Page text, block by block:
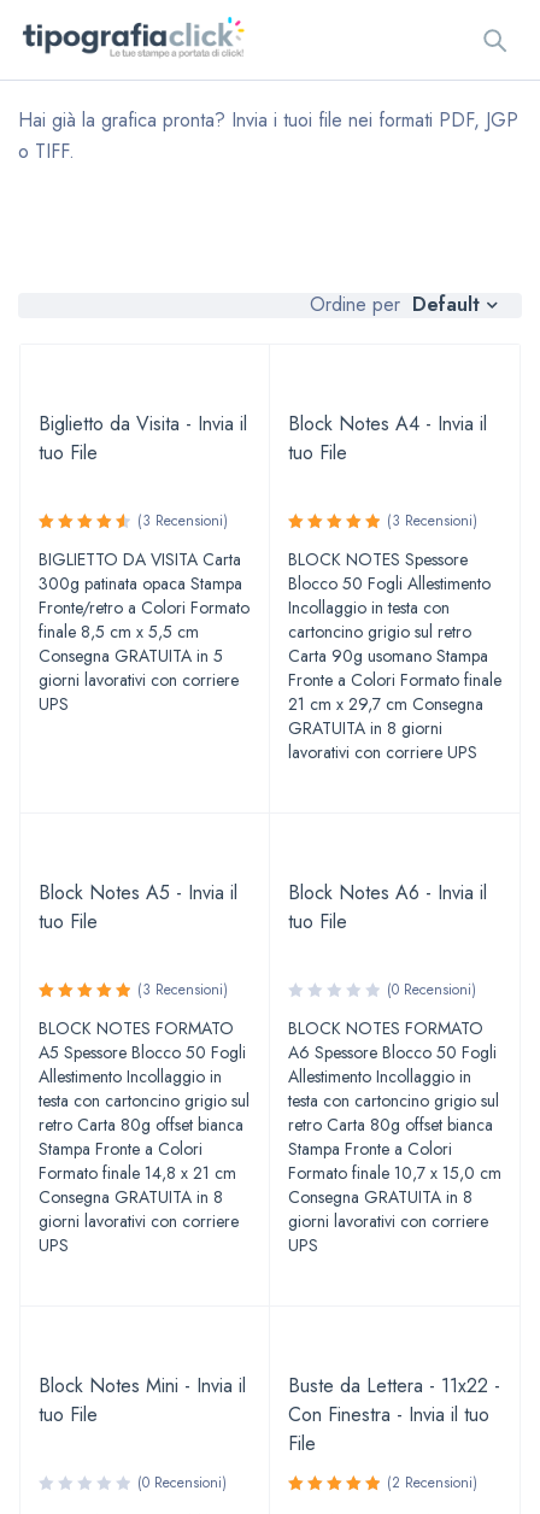
Hai già la grafica pronta? Invia i tuoi file nei formati PDF, JGP
o TIFF.
Ordine per Default
Biglietto da Visita - Invia il
tuo File
Valutato
4.67su
5
(3 Recensioni)
BIGLIETTO DA VISITA Carta
300g patinata opaca Stampa
Fronte/retro a Colori Formato
finale 8,5 cm x 5,5 cm
Consegna GRATUITA in 5
giorni lavorativi con corriere
UPS
Block Notes A4 - Invia il
tuo File
Valutato
5.00su
5
(3 Recensioni)
BLOCK NOTES Spessore
Blocco 50 Fogli Allestimento
Incollaggio in testa con
cartoncino grigio sul retro
Carta 90g usomano Stampa
Fronte a Colori Formato finale
21 cm x 29,7 cm Consegna
GRATUITA in 8 giorni
lavorativi con corriere UPS
Block Notes A5 - Invia il
tuo File
Valutato
5.00su
5
(3 Recensioni)
BLOCK NOTES FORMATO
A5 Spessore Blocco 50 Fogli
Allestimento Incollaggio in
testa con cartoncino grigio sul
retro Carta 80g offset bianca
Stampa Fronte a Colori
Formato finale 14,8 x 21 cm
Consegna GRATUITA in 8
giorni lavorativi con corriere
UPS
Block Notes A6 - Invia il
tuo File
(0 Recensioni)
BLOCK NOTES FORMATO
A6 Spessore Blocco 50 Fogli
Allestimento Incollaggio in
testa con cartoncino grigio sul
retro Carta 80g offset bianca
Stampa Fronte a Colori
Formato finale 10,7 x 15,0 cm
Consegna GRATUITA in 8
giorni lavorativi con corriere
UPS
Block Notes Mini - Invia il
tuo File
(0 Recensioni)
Buste da Lettera - 11x22 -
Con Finestra - Invia il tuo
File
(2 Recensioni)